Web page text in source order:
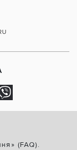
(FAQ).